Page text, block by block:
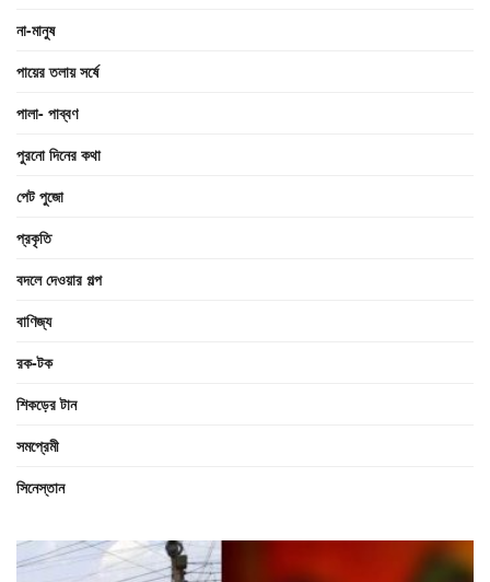
না-মানুষ
পায়ের তলায় সর্ষে
পালা- পাব্বণ
পুরনো দিনের কথা
পেট পুজো
প্রকৃতি
বদলে দেওয়ার গল্প
বাণিজ্য
রক-টক
শিকড়ের টান
সমপ্রেমী
সিনেস্তান